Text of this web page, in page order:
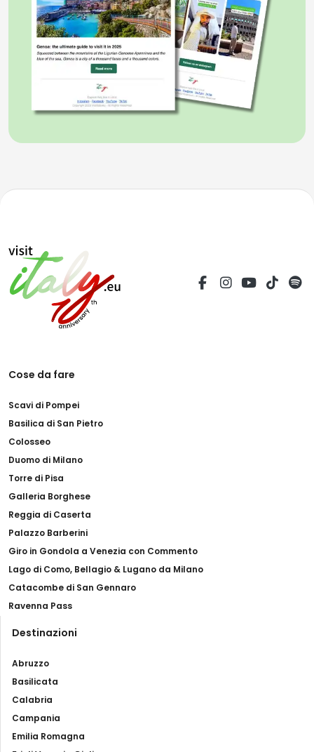
Cose da fare
Scavi di Pompei
Basilica di San Pietro
Colosseo
Duomo di Milano
Torre di Pisa
Galleria Borghese
Reggia di Caserta
Palazzo Barberini
Giro in Gondola a Venezia con Commento
Lago di Como, Bellagio & Lugano da Milano
Catacombe di San Gennaro
Ravenna Pass
Destinazioni
Abruzzo
Basilicata
Calabria
Campania
Emilia Romagna